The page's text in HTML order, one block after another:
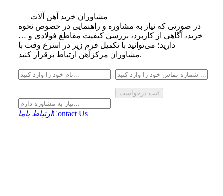
مشاوران خرید آهن آلات
در صورتی که نیاز به مشاوره و راهنمایی در خصوص نحوه
خرید، آگاهی از کاربرد، بررسی کیفیت مقاطع فولادی و …
دارید؛ می‌توانید با تکمیل فرم زیر در اسرع وقت با
مشاوران مرکزآهن ارتباط برقرار کنید.
ثبت درخواست
ارتباط باماContact Us